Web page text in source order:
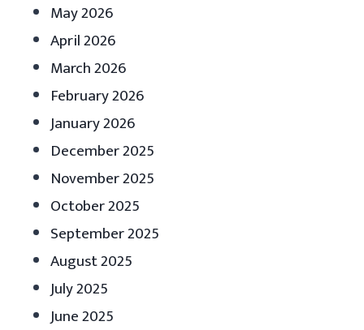
May 2026
April 2026
March 2026
February 2026
January 2026
December 2025
November 2025
October 2025
September 2025
August 2025
July 2025
June 2025